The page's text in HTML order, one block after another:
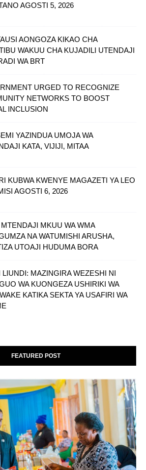
AGOSTI 5, 2026
AONGOZA KIKAO CHA
WAKUU CHA KUJADILI UTENDAJI
WA BRT
URGED TO RECOGNIZE
NETWORKS TO BOOST
INCLUSION
YAZINDUA UMOJA WA
KATA, VIJIJI, MITAA
KUBWA KWENYE MAGAZETI YA LEO
AGOSTI 6, 2026
MKUU WA WMA
NA WATUMISHI ARUSHA,
UTOAJI HUDUMA BORA
LIUNDI: MAZINGIRA WEZESHI NI
WA KUONGEZA USHIRIKI WA
KATIKA SEKTA YA USAFIRI WA
FEATURED POST